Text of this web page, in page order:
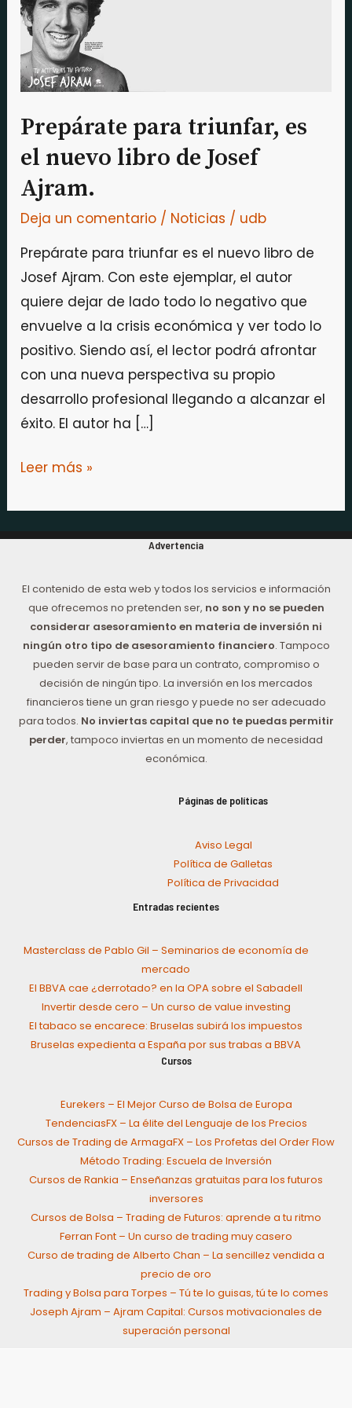
Prepárate para triunfar, es
el nuevo libro de Josef
Ajram.
Deja un comentario / Noticias / udb
Prepárate para triunfar es el nuevo libro de
Josef Ajram. Con este ejemplar, el autor
quiere dejar de lado todo lo negativo que
envuelve a la crisis económica y ver todo lo
positivo. Siendo así, el lector podrá afrontar
con una nueva perspectiva su propio
desarrollo profesional llegando a alcanzar el
éxito. El autor ha […]
triunfar,
es
el
nuevo
libro
de
Josef
Ajram.
Leer más »
Advertencia
El contenido de esta web y todos los servicios e información
que ofrecemos no pretenden ser, no son y no se pueden
considerar asesoramiento en materia de inversión ni
ningún otro tipo de asesoramiento financiero. Tampoco
pueden servir de base para un contrato, compromiso o
decisión de ningún tipo. La inversión en los mercados
financieros tiene un gran riesgo y puede no ser adecuado
para todos. No inviertas capital que no te puedas permitir
perder, tampoco inviertas en un momento de necesidad
económica.
Páginas de políticas
Aviso Legal
Política de Galletas
Política de Privacidad
Entradas recientes
Masterclass de Pablo Gil – Seminarios de economía de
mercado
El BBVA cae ¿derrotado? en la OPA sobre el Sabadell
Invertir desde cero – Un curso de value investing
El tabaco se encarece: Bruselas subirá los impuestos
Bruselas expedienta a España por sus trabas a BBVA
Cursos
Eurekers – El Mejor Curso de Bolsa de Europa
TendenciasFX – La élite del Lenguaje de los Precios
Cursos de Trading de ArmagaFX – Los Profetas del Order Flow
Método Trading: Escuela de Inversión
Cursos de Rankia – Enseñanzas gratuitas para los futuros
inversores
Cursos de Bolsa – Trading de Futuros: aprende a tu ritmo
Ferran Font – Un curso de trading muy casero
Curso de trading de Alberto Chan – La sencillez vendida a
precio de oro
Trading y Bolsa para Torpes – Tú te lo guisas, tú te lo comes
Joseph Ajram – Ajram Capital: Cursos motivacionales de
superación personal